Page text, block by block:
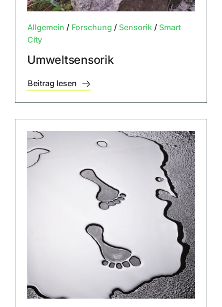
Allgemein / Forschung / Sensorik/ Smart
City
Umweltsensorik
Beitrag lesen